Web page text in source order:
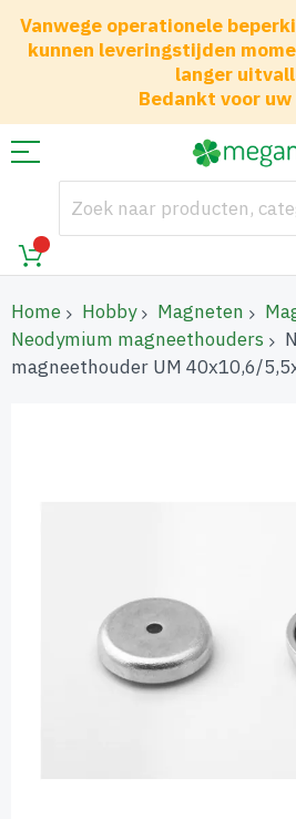
Vanwege operationele
kunnen leveringstijden
langer
Bedankt voor uw
Home Hobby Magneten
Neodymium magneethouders
magneethouder UM 40x10,6/